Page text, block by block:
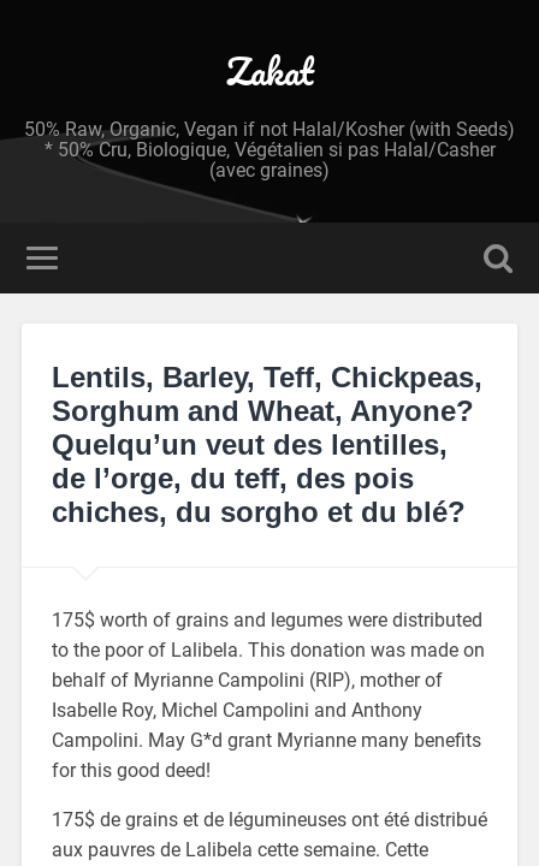
Zakat
50% Raw, Organic, Vegan if not Halal/Kosher (with Seeds)
* 50% Cru, Biologique, Végétalien si pas Halal/Casher
(avec graines)
Lentils, Barley, Teff, Chickpeas,
Sorghum and Wheat, Anyone?
Quelqu’un veut des lentilles,
de l’orge, du teff, des pois
chiches, du sorgho et du blé?
175$ worth of grains and legumes were distributed
to the poor of Lalibela. This donation was made on
behalf of Myrianne Campolini (RIP), mother of
Isabelle Roy, Michel Campolini and Anthony
Campolini. May G*d grant Myrianne many benefits
for this good deed!
175$ de grains et de légumineuses ont été distribué
aux pauvres de Lalibela cette semaine. Cette